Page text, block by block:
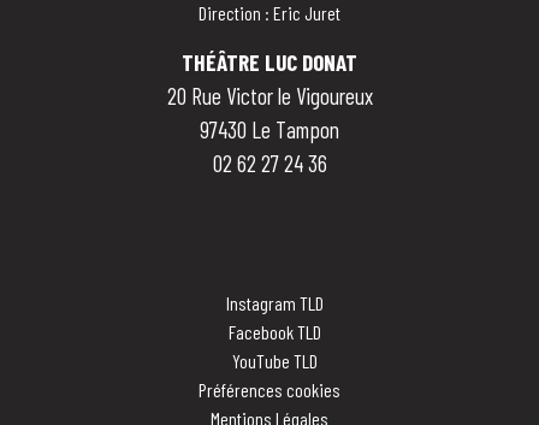
Direction : Eric Juret
THÉÂTRE LUC DONAT
20 Rue Victor le Vigoureux
97430 Le Tampon
02 62 27 24 36
Instagram TLD
Facebook TLD
YouTube TLD
Préférences cookies
Mentions Légales